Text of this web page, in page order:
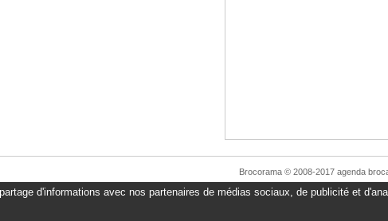
d'informations avec nos partenaires de médias sociaux, de publicité et
Brocorama © 2008-2017 agenda